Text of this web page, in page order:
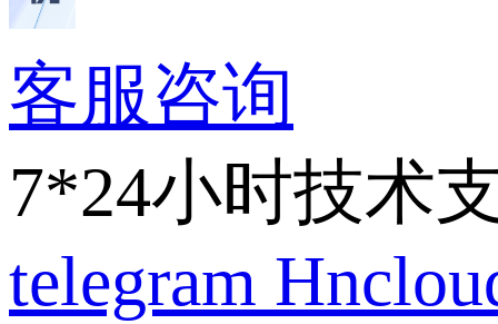
客服咨询
7*24小时技术
telegram